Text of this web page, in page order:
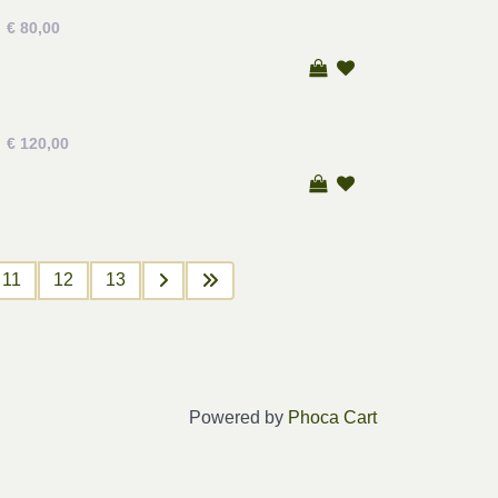
€ 80,00
€ 120,00
11 12 13
Powered by Phoca Cart